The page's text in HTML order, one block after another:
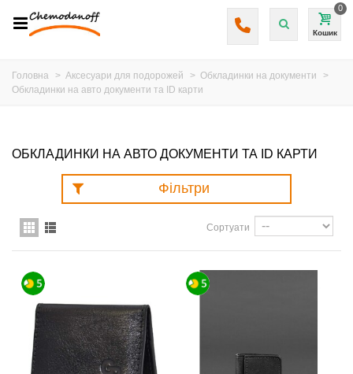
Кошик
0
Головна > Аксесуари для подорожей > Обкладинки на документи
>
Обкладинки на авто документи та ID карти
ОБКЛАДИНКИ НА АВТО ДОКУМЕНТИ ТА ID КАРТИ
Фільтри
Сортуати